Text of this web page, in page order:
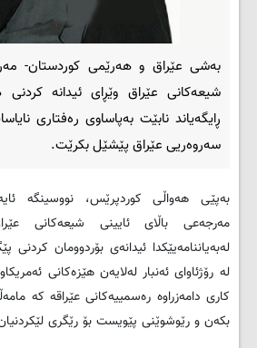
بەشی عێراق و هەرێمی کوردستان-
شیعەکانی عێراق وێڕای ئیدانە کردنی
ڕایگەیاند نابێت بەپاساوی رەفتاری
سەروەریی عێراق پێشێل بکرێت.
بەپێی هەواڵی کوردپرێس، نووسینگە
مەرجەعی باڵای ئایینی شیعەکانی
لەبەیاننامەیێکدا ئیدانەی بۆردوومان
لە رۆژئاوای ئەنبار لەلایەن هێزەکانی
کاری دامەزراوە رەسمییەکانی عێراقە کە
بکەن و رێوشوێنی پێویست بۆ رێگری